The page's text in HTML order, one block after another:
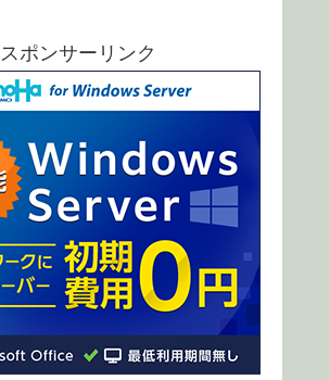
スポンサーリンク